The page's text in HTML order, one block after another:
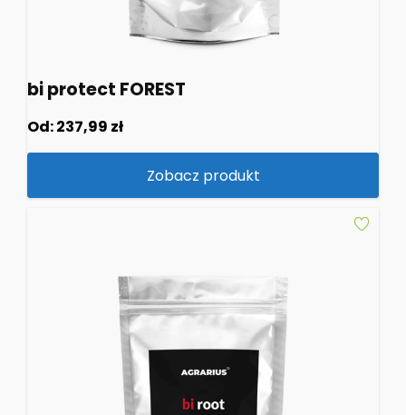
bi protect FOREST
Od:237,99 zł
Zobacz produkt